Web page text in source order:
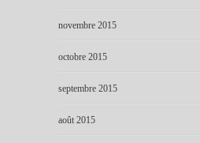
novembre 2015
octobre 2015
septembre 2015
août 2015